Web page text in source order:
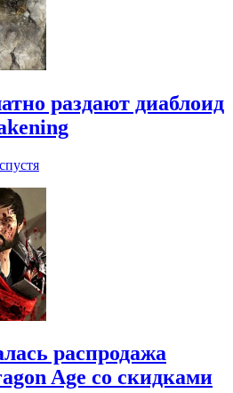
раздают диаблоид
распродажа
Age со скидками